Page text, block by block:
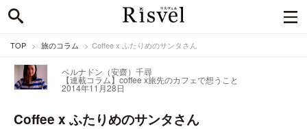
TOP 旅のコラム Coffee x ふたりめのサンタさん
ベルナドン（安齋）千尋
【連載コラム】coffee x旅先のカフェで想うこと
2014年11月28日
Coffee x ふたりめのサンタさん